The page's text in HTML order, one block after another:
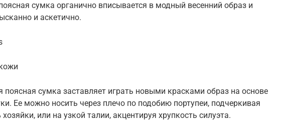
сумка органично вписывается в модный весенний образ и
и аскетично.
поясная сумка заставляет играть новыми красками образ на основе
Ее можно носить через плечо по подобию портупеи, подчеркивая
хозяйки, или на узкой талии, акцентируя хрупкость силуэта.